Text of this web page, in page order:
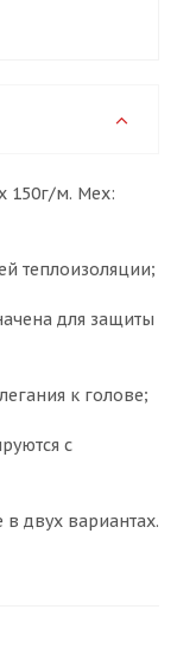
150г/м. Мех:
теплоизоляции;
для защиты
к голове;
с
в двух вариантах.